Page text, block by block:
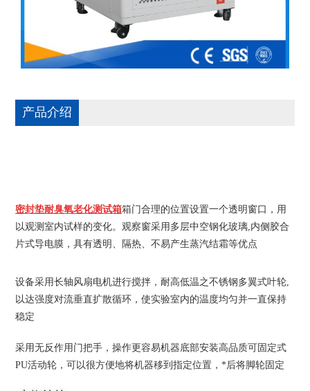
产品介绍
密封垫耐臭氧老化测试箱箱门合理的位置设置一个透明窗口，用
以观测室内试样的变化。观察窗采用多层中空钢化玻璃,内侧胶合
片式导电膜，具有透明、隔热、不易产生蒸汽结霜等优点
设备采用长轴风扇电机进行搅拌，耐高低温之不锈钢多翼式叶轮,
以达强度对流垂直扩散循环，使实验室内的温度均匀并一直保持
稳定
采用无反作用门把手，操作更容易机器底部安装高品质可固定式
PU活动轮，可以很方便地将机器移到指定位置，*后将脚轮固定